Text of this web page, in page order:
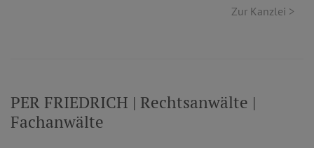
Zur Kanzlei >
PER FRIEDRICH | Rechtsanwälte |
Fachanwälte